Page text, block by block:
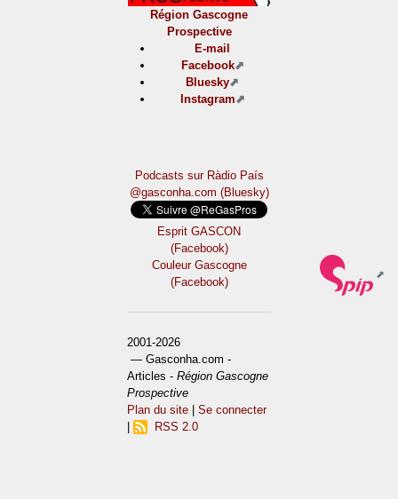
Région Gascogne
Prospective
E-mail
Facebook
Bluesky
Instagram
Podcasts sur Ràdio País
@gasconha.com (Bluesky)
Esprit GASCON
(Facebook)
Couleur Gascogne
(Facebook)
2001-2026
— Gasconha.com -
Articles -Région Gascogne
Prospective
Plan du site |Se connecter
RSS 2.0